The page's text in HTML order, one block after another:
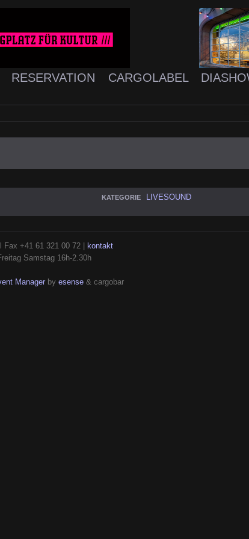
RESERVATION CARGOLABEL
KATEGORIE LIVESOUND
Fax +41 61 321 00 72 |
kontakt
Samstag 16h-2.30h
Managerby esense& cargobar